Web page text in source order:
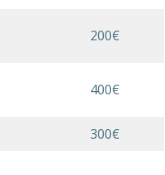
200€
400€
300€